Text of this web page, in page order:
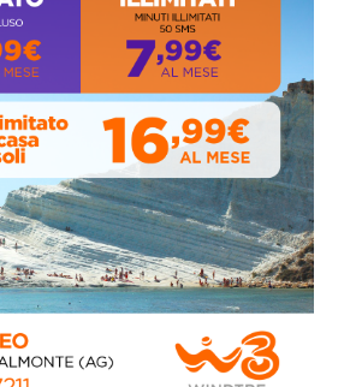
messaggio del Sindaco Zambito
Novembre 22, 2020